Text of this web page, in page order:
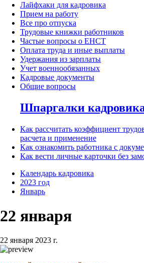
Лайфхаки для кадровика
Прием на работу
Все про отпуска
Трудовые книжки работников
Частые вопросы о ЕНСТ
Оплата труда и иные выплаты
Удержания из зарплаты
Учет военнообязанных
Кадровые документы
Общие вопросы
Шпаргалки
Как рассчитать коэффициент
расчета и применение
Как ознакомить работника с
Как вести личные карточки без
Календарь кадровика
2023 год
Январь
22 января
22 января 2023 г.